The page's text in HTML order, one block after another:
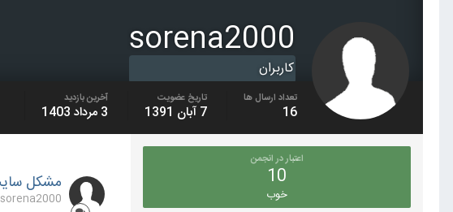
sorena2000
کاربران
تعداد ارسال ها
16
تاریخ عضویت
7 آبان 1391
آخرین بازدید
3 مرداد 1403
اعتبار در انجمن
10
خوب مشکل
sorena2000 یک مطلب ارسال کرد در